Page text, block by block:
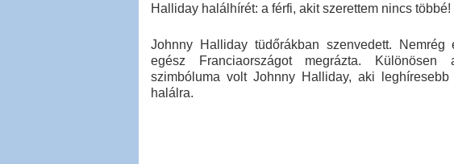
Halliday halálhírét: a férfi, akit szerettem nincs többé!
Johnny Halliday tüdőrákban szenvedett.
egész Franciaországot megrázta.
szimbóluma volt Johnny Halliday, aki
halálra.